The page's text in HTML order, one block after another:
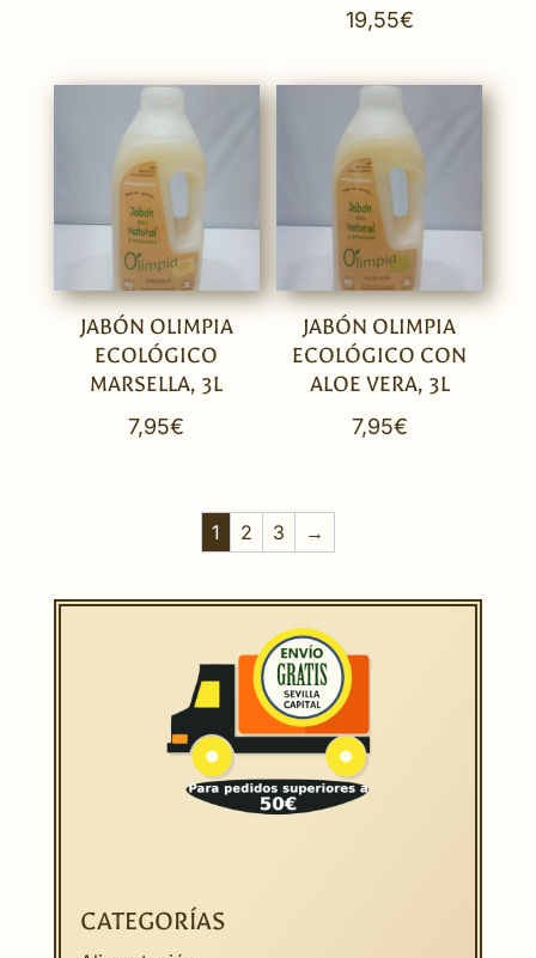
19,55€
JABÓN OLIMPIA
ECOLÓGICO
MARSELLA, 3L
7,95€
JABÓN OLIMPIA
ECOLÓGICO CON
ALOE VERA, 3L
7,95€
1 2 3 →
CATEGORÍAS